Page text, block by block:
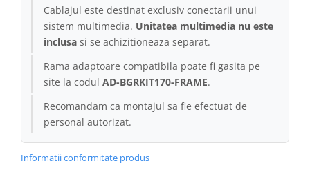
Cablajul este destinat exclusiv conectarii unui
sistem multimedia. Unitatea multimedia nu este
inclusa si se achizitioneaza separat.
Rama adaptoare compatibila poate fi gasita pe
site la codul AD-BGRKIT170-FRAME.
Recomandam ca montajul sa fie efectuat de
personal autorizat.
Informatii conformitate produs